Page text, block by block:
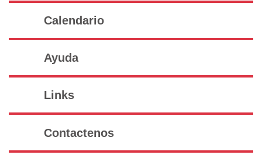
Calendario
Ayuda
Links
Contactenos